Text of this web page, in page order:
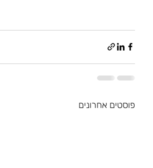
פוסטים אחרונים